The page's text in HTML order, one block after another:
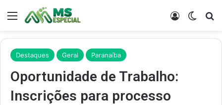
Menu Entrar
Destaques Geral Paranaíba
Oportunidade de Trabalho:
Inscrições para processo